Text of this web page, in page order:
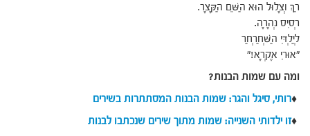
רַךְ וְצָלוּל הוּא הַשֵּׁם הַקָּצָר.
רְסִיס נְהָרָה.
לְיַלְדִּי הַשְּׁחַרְחַר
"אוּרִי אֶקְרָא!"
ומה עם שמות הבנות?
♦רותי, סיגל והגר: שמות הבנות המסתתרות בשירים
♦זו ילדותי השנייה: שמות מתוך שירים שנכתבו לבנות